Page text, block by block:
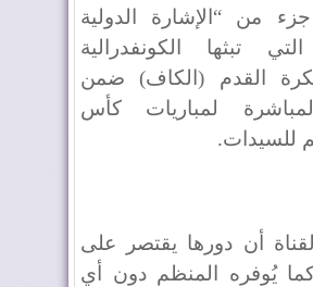
من “الإشارة الدولية
تبثها الكونفدرالية
لكرة القدم (الكاف) ضمن
لمباريات كأس
للسيدات.
أن دورها يقتصر على
يُوفره المنظم دون أي